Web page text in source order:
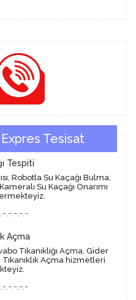
Tesisat
Tespiti
Robotla Su Kaçağı Bulma,
Su Kaçağı Onarımı
.-.-.-.-
Açma
Tıkanıklığı Açma, Gider
Açma hizmetleri
.-.-.-.-